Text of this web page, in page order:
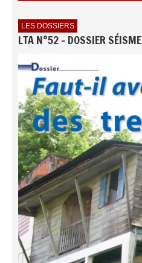
LES DOSSIERS
LTA N°52 - DOSSIER SÉISME